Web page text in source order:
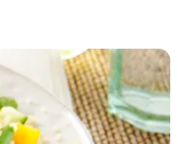
3,1 g
3,1 g
1,4 g
1,1 g